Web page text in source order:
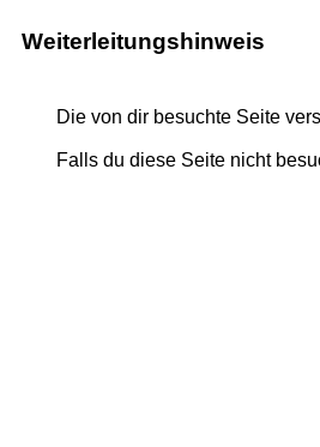
Weiterleitungshinweis
Die von dir besuchte Seite
Falls du diese Seite nicht